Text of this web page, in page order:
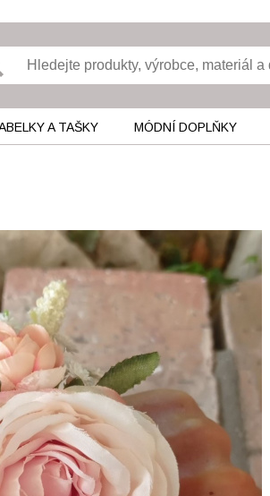
A TAŠKY MÓDNÍ DOPLŇKY